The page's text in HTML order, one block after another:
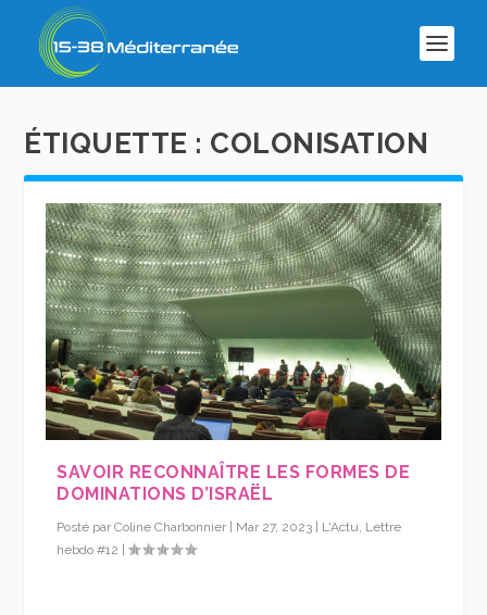
ÉTIQUETTE : COLONISATION
SAVOIR RECONNAÎTRE LES FORMES DE
DOMINATIONS D’ISRAËL
Posté parColine Charbonnier | Mar 27, 2023 | L'Actu Lettre
hebdo #12 |